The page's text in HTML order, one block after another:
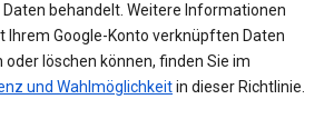
behandelt. Weitere Informationen
Ihrem Google-Konto verknüpften Daten
löschen können, finden Sie im
und Wahlmöglichkeitin dieser Richtlinie.